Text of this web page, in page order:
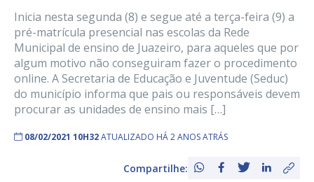
Inicia nesta segunda (8) e segue até a terça-feira (9) a
pré-matrícula presencial nas escolas da Rede
Municipal de ensino de Juazeiro, para aqueles que por
algum motivo não conseguiram fazer o procedimento
online. A Secretaria de Educação e Juventude (Seduc)
do município informa que pais ou responsáveis devem
procurar as unidades de ensino mais […]
08/02/2021 10H32ATUALIZADO HÁ 2 ANOS ATRÁS
Compartilhe: